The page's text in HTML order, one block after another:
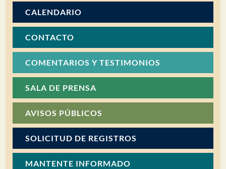
CALENDARIO
CONTACTO
COMENTARIOS Y TESTIMONIOS
SALA DE PRENSA
AVISOS PÚBLICOS
SOLICITUD DE REGISTROS
MANTENTE INFORMADO